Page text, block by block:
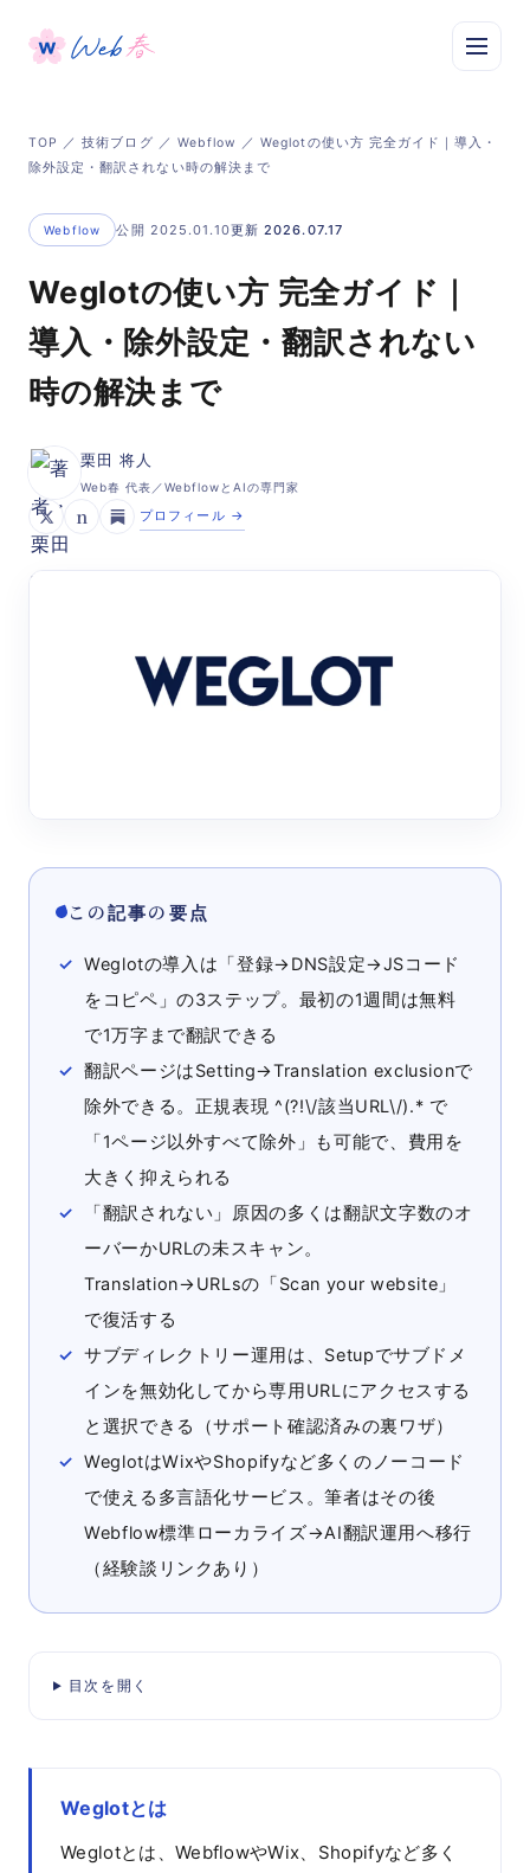
TOP ／技術ブログ ／ Webflow
／ Weglotの使い方 完全ガイド｜導入・
除外設定・翻訳されない時の解決まで
Webflow 公開 2025.01.10更新 2026.07.17
Weglotの使い方 完全ガイド｜
導入・除外設定・翻訳されない
時の解決まで
栗田 将人
Web春 代表／WebflowとAIの専門家
n プロフィール →
この記事の要点
Weglotの導入は「登録→DNS設定→JSコード
をコピペ」の3ステップ。最初の1週間は無料
で1万字まで翻訳できる
翻訳ページはSetting→Translation exclusionで
除外できる。正規表現 ^(?!\/該当URL\/).* で
「1ページ以外すべて除外」も可能で、費用を
大きく抑えられる
「翻訳されない」原因の多くは翻訳文字数のオ
ーバーかURLの未スキャン。
Translation→URLsの「Scan your website」
で復活する
サブディレクトリー運用は、Setupでサブドメ
インを無効化してから専用URLにアクセスする
と選択できる（サポート確認済みの裏ワザ）
WeglotはWixやShopifyなど多くのノーコード
で使える多言語化サービス。筆者はその後
Webflow標準ローカライズ→AI翻訳運用へ移行
（経験談リンクあり）
目次を開く
Weglotとは
Weglotとは、WebflowやWix、Shopifyなど多く